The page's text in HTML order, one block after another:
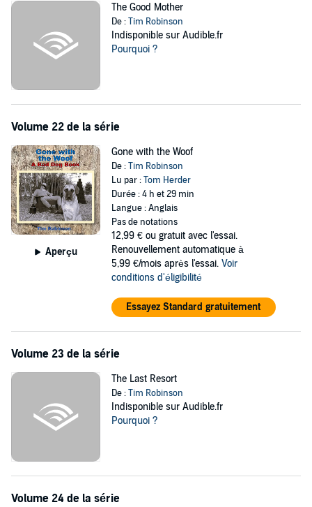
Please note:This story,The Wreckers, the fifth novel in the Tropical
Frontier series, also appears in Tim Robinson's first novel,
. In this edition it has been reformated for young listeners.
©2014 Tim Robinson (P)2019 Tim Robinson
The Good Mother
De :Tim Robinson
Indisponible sur Audible.fr
Pourquoi ?
Volume 22 de la série
Aperçu
Gone with the Woof
De :Tim Robinson
Lu par :Tom Herder
Durée : 4 h et 29 min
Langue : Anglais
Pas de notations
12,99 € ou gratuit avec l'essai.
Renouvellement automatique à
5,99 €/mois après l'essai. Voir
conditions d'éligibilité
Essayez Standard gratuitement
Volume 23 de la série
The Last Resort
De :Tim Robinson
Indisponible sur Audible.fr
Pourquoi ?
Volume 24 de la série